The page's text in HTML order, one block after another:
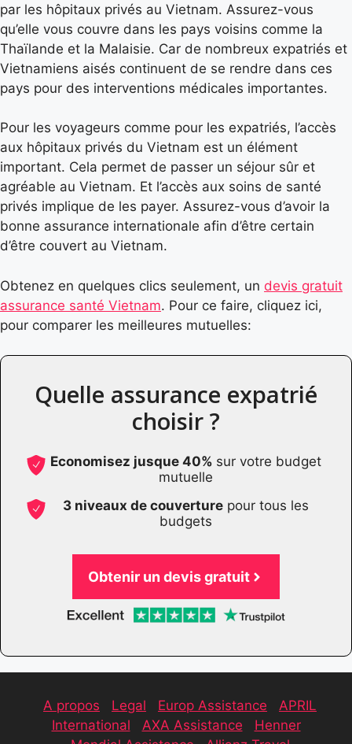
par les hôpitaux privés au Vietnam. Assurez-vous
qu’elle vous couvre dans les pays voisins comme la
Thaïlande et la Malaisie. Car de nombreux expatriés et
Vietnamiens aisés continuent de se rendre dans ces
pays pour des interventions médicales importantes.
Pour les voyageurs comme pour les expatriés, l’accès
aux hôpitaux privés du Vietnam est un élément
important. Cela permet de passer un séjour sûr et
agréable au Vietnam. Et l’accès aux soins de santé
privés implique de les payer. Assurez-vous d’avoir la
bonne assurance internationale afin d’être certain
d’être couvert au Vietnam.
Obtenez en quelques clics seulement, un devis gratuit
assurance santé Vietnam. Pour ce faire, cliquez ici,
pour comparer les meilleures mutuelles:
Quelle assurance expatrié
choisir ?
Economisez jusque 40% sur votre budget
mutuelle
3 niveaux de couverture pour tous les
budgets
Obtenir un devis gratuit
A propos Legal Europ Assistance
APRIL
International
AXA Assistance
Henner